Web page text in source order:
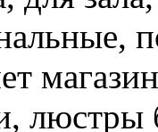
люстры